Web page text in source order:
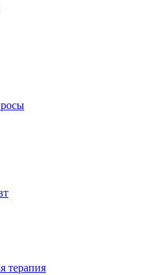
терапия